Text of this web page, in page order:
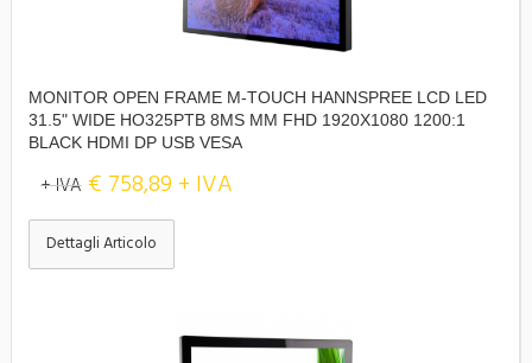
MONITOR OPEN FRAME M-TOUCH HANNSPREE LCD LED
31.5" WIDE HO325PTB 8MS MM FHD 1920X1080 1200:1
BLACK HDMI DP USB VESA
+ IVA € 758,89 + IVA
Dettagli Articolo